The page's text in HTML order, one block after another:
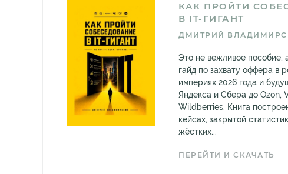
КАК ПРОЙТИ
В IT-ГИГАНТ
ДМИТРИЙ
Это не вежливое пособие,
гайд по захвату оффера в
империях 2026 года и
Яндекса и Сбера до Ozon,
Wildberries. Книга
кейсах, закрытой
жёстких...
ПЕРЕЙТИ И СКАЧАТЬ